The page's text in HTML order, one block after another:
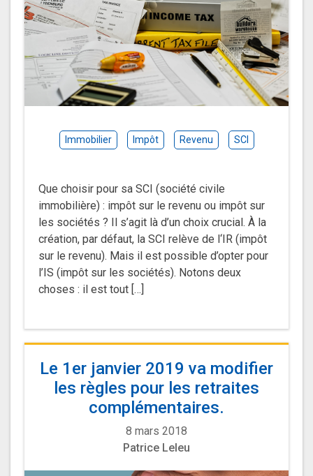
Immobilier Impôt Revenu SCI
Que choisir pour sa SCI (société civile
immobilière) : impôt sur le revenu ou impôt sur
les sociétés ? Il s’agit là d’un choix crucial. À la
création, par défaut, la SCI relève de l‘IR (impôt
sur le revenu). Mais il est possible d’opter pour
l’IS (impôt sur les sociétés). Notons deux
choses : il est tout […]
Le 1er janvier 2019 va modifier
les règles pour les retraites
complémentaires.
8 mars 2018
Patrice Leleu